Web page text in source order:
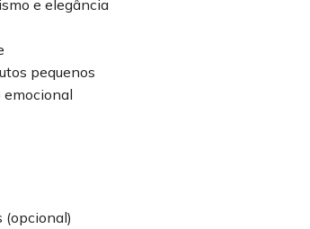
e elegância
pequenos
emocional
(opcional)